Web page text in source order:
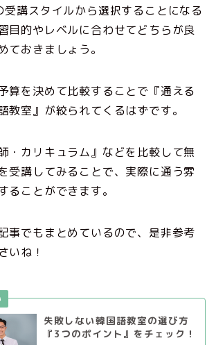
受講スタイルから選択することになる
目的やレベルに合わせてどちらが良
ておきましょう。
算を決めて比較することで『通える
教室』が絞られてくるはずです。
・カリキュラム』などを比較して無
受講してみることで、実際に通う雰
ることができます。
事でもまとめているので、是非参考
いね！
失敗しない韓国語教室の選び方
『3つのポイント』をチェック！